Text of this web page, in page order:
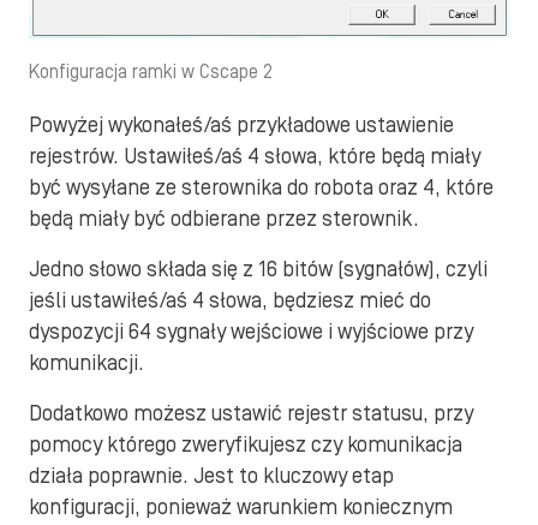
Konfiguracja ramki w Cscape 2
Powyżej wykonałeś/aś przykładowe ustawienie
rejestrów. Ustawiłeś/aś 4 słowa, które będą miały
być wysyłane ze sterownika do robota oraz 4, które
będą miały być odbierane przez sterownik.
Jedno słowo składa się z 16 bitów (sygnałów), czyli
jeśli ustawiłeś/aś 4 słowa, będziesz mieć do
dyspozycji 64 sygnały wejściowe i wyjściowe przy
komunikacji.
Dodatkowo możesz ustawić rejestr statusu, przy
pomocy którego zweryfikujesz czy komunikacja
działa poprawnie. Jest to kluczowy etap
konfiguracji, ponieważ warunkiem koniecznym